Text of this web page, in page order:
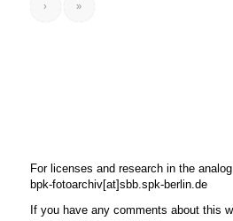
› »
For licenses and research in the
bpk-fotoarchiv[at]sbb.spk-berlin.de
If you have any comments about this